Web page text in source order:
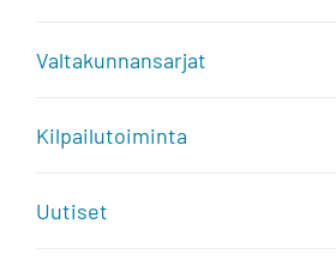
Valtakunnansarjat
Kilpailutoiminta
Uutiset